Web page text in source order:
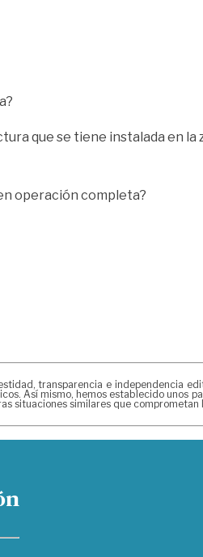
que se tiene instalada en la
operación completa?
transparencia e independencia
Así mismo, hemos establecido unos
situaciones similares que